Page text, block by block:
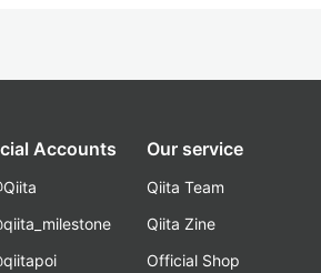
Accounts Our service
Qiita Team
Qiita Zine
Official Shop